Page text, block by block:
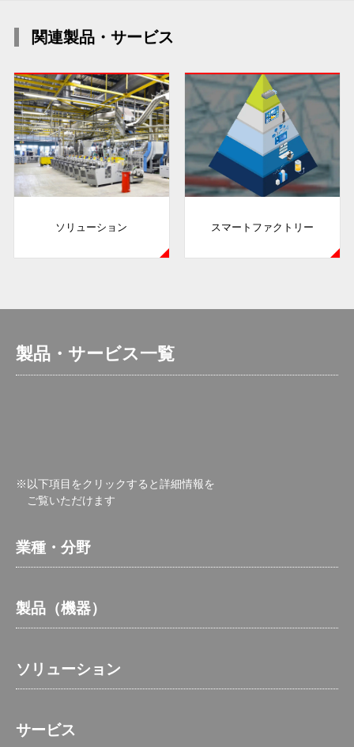
関連製品・サービス
ソリューション スマートファクトリー
製品・サービス一覧
※以下項目をクリックすると詳細情報を
ご覧いただけます
業種・分野
製品（機器）
ソリューション
サービス